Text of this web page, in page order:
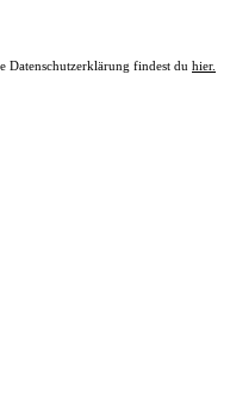
Datenschutzerklärung findest du hier.